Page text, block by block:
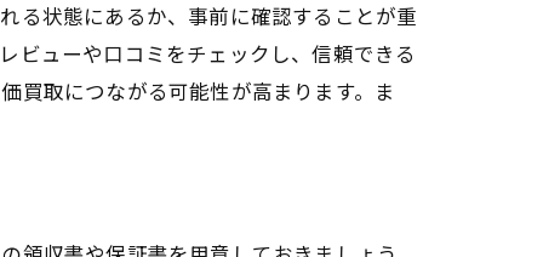
る状態にあるか、事前に確認することが重
ビューや口コミをチェックし、信頼できる
買取につながる可能性が高まります。ま